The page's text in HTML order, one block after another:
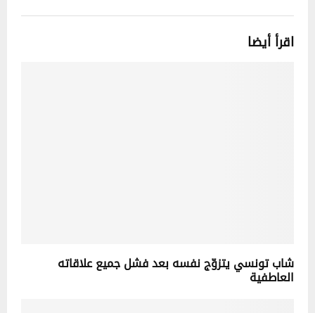
اقرأ أيضا
شاب تونسي يتزوّج نفسه بعد فشل جميع علاقاته
العاطفية